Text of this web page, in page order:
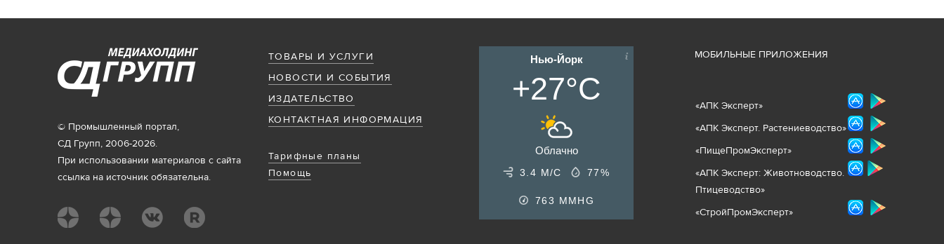
ТОВАРЫ И УСЛУГИ
НОВОСТИ И СОБЫТИЯ
ИЗДАТЕЛЬСТВО
КОНТАКТНАЯ ИНФОРМАЦИЯ
Тарифные планы
Помощь
© Промышленный портал,
СД Групп, 2006-2026.
При использовании материалов с сайта
ссылка на источник обязательна.
Нью-Йорк
+27°C
Облачно
3.4 М/С 77%
763 MMHG
МОБИЛЬНЫЕ ПРИЛОЖЕНИЯ
«АПК Эксперт»
«АПК Эксперт. Растениеводство»
«ПищеПромЭксперт»
«АПК Эксперт: Животноводство.
Птицеводство»
«СтройПромЭксперт»